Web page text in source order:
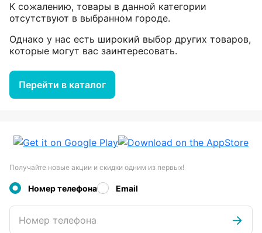
К сожалению, товары в данной категории
отсутствуют в выбранном городе.
Однако у нас есть широкий выбор других товаров,
которые могут вас заинтересовать.
Перейти в каталог
Получайте новые акции и скидки одним из первых!
Номер телефона Email
Номер телефона